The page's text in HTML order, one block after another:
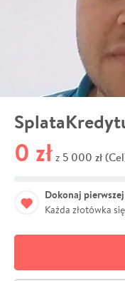
0 zł z 5 000 zł
Dokonaj
Każda złotówka